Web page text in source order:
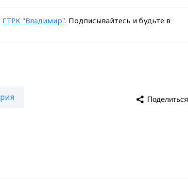
ГТРК "Владимир". Подписывайтесь и будьте в
Поделиться